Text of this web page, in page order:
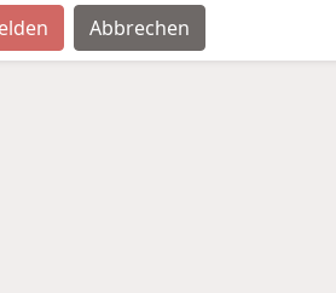
Abbrechen